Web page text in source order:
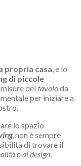
propria casa , e lo
di piccole
misure del tavoloda
per iniziare a
lo spazio
, non è sempre
di trovare il
o al design